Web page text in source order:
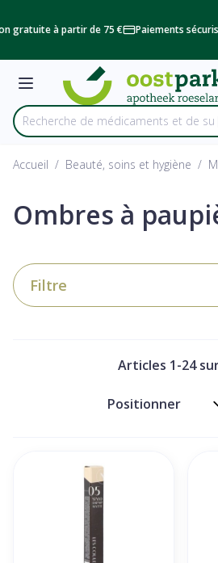
gratuite à partir de 75 € Paiements
Menu
Rechercher
Recherche de mé
Accueil / Beauté, soins et hygiène /
Ombres à
Filtre
Articles 1-24
Trier par: